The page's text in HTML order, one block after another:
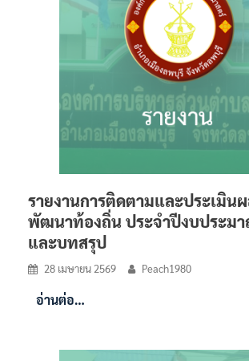
รายงานการติดตามและประเมิน
พัฒนาท้องถิ่น ประจำปีงบประม
และบทสรุป
28 เมษายน 2569 Peach1980
อ่านต่อ…